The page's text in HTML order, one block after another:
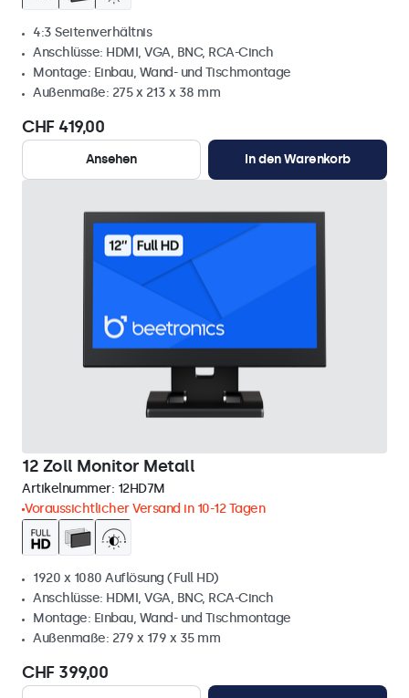
4:3 Seitenverhältnis
Anschlüsse: HDMI, VGA, BNC, RCA-Cinch
Montage: Einbau, Wand- und Tischmontage
Außenmaße: 275 x 213 x 38 mm
CHF 419,00
Ansehen In den Warenkorb
12 Zoll Monitor Metall
Artikelnummer: 12HD7M
Voraussichtlicher Versand in 10-12 Tagen
1920 x 1080 Auflösung (Full HD)
Anschlüsse: HDMI, VGA, BNC, RCA-Cinch
Montage: Einbau, Wand- und Tischmontage
Außenmaße: 279 x 179 x 35 mm
CHF 399,00